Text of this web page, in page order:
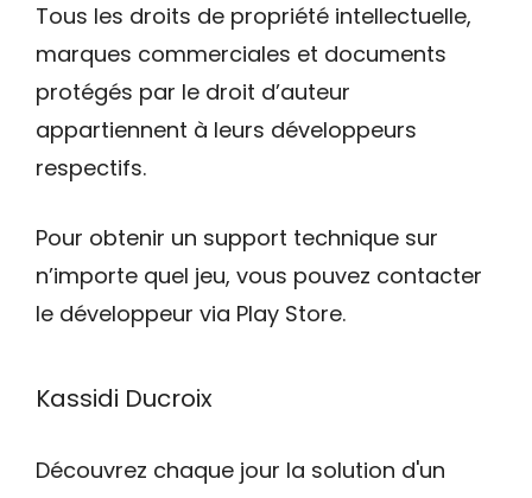
Tous les droits de propriété intellectuelle,
marques commerciales et documents
protégés par le droit d’auteur
appartiennent à leurs développeurs
respectifs.
Pour obtenir un support technique sur
n’importe quel jeu, vous pouvez contacter
le développeur via Play Store.
Kassidi Ducroix
Découvrez chaque jour la solution d'un